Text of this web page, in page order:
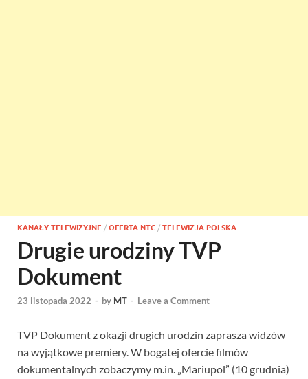
KANAŁY TELEWIZYJNE / OFERTA NTC / TELEWIZJA POLSKA
Drugie urodziny TVP
Dokument
23 listopada 2022 - by MT - Leave a Comment
TVP Dokument z okazji drugich urodzin zaprasza widzów
na wyjątkowe premiery. W bogatej ofercie filmów
dokumentalnych zobaczymy m.in. „Mariupol” (10 grudnia)